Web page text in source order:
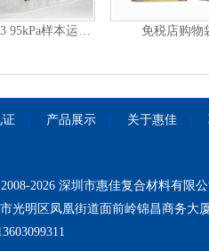
95kPa样本运… 免税店购物
产品展示 关于惠佳
2026 深圳市惠佳复合材料有限
光明区凤凰街道面前岭锦昌商务大